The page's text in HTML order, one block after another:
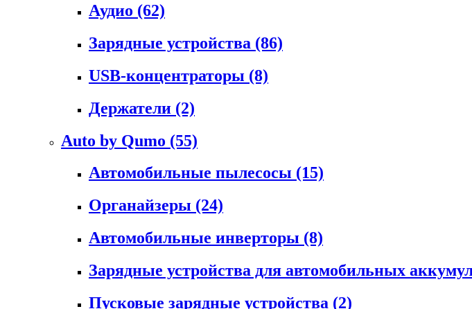
Аудио (62)
Зарядные устройства (86)
USB-концентраторы (8)
Держатели (2)
Auto by Qumo (55)
Автомобильные пылесосы (15)
Органайзеры (24)
Автомобильные инверторы (8)
Зарядные устройства для автомобильных
Пусковые зарядные устройства (2)